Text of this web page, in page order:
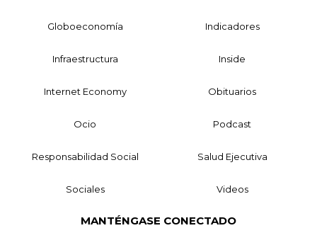
Globoeconomía Indicadores
Infraestructura Inside
Internet Economy Obituarios
Ocio Podcast
Responsabilidad Social Salud Ejecutiva
Sociales Videos
MANTÉNGASE CONECTADO